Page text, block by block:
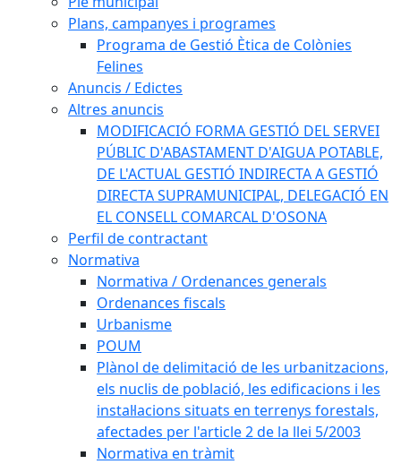
Plans, campanyes i programes
Programa de Gestió Ètica de Colònies
Felines
Anuncis / Edictes
Altres anuncis
MODIFICACIÓ FORMA GESTIÓ DEL SERVEI
PÚBLIC D'ABASTAMENT D'AIGUA POTABLE,
DE L'ACTUAL GESTIÓ INDIRECTA A GESTIÓ
DIRECTA SUPRAMUNICIPAL, DELEGACIÓ EN
EL CONSELL COMARCAL D'OSONA
Perfil de contractant
Normativa
Normativa / Ordenances generals
Ordenances fiscals
Urbanisme
POUM
Plànol de delimitació de les urbanitzacions,
els nuclis de població, les edificacions i les
instal·lacions situats en terrenys forestals,
afectades per l'article 2 de la llei 5/2003
Normativa en tràmit